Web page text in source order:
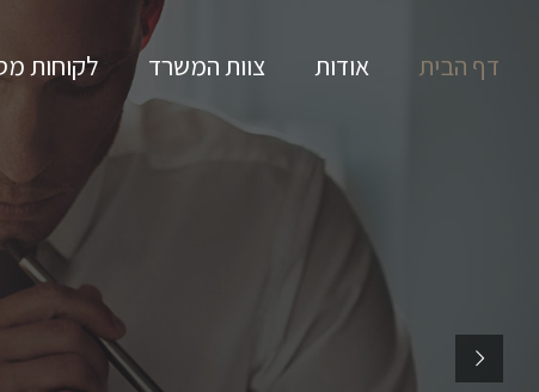
דף הבית אודות צוות המשרד לקוחות
הפירמה